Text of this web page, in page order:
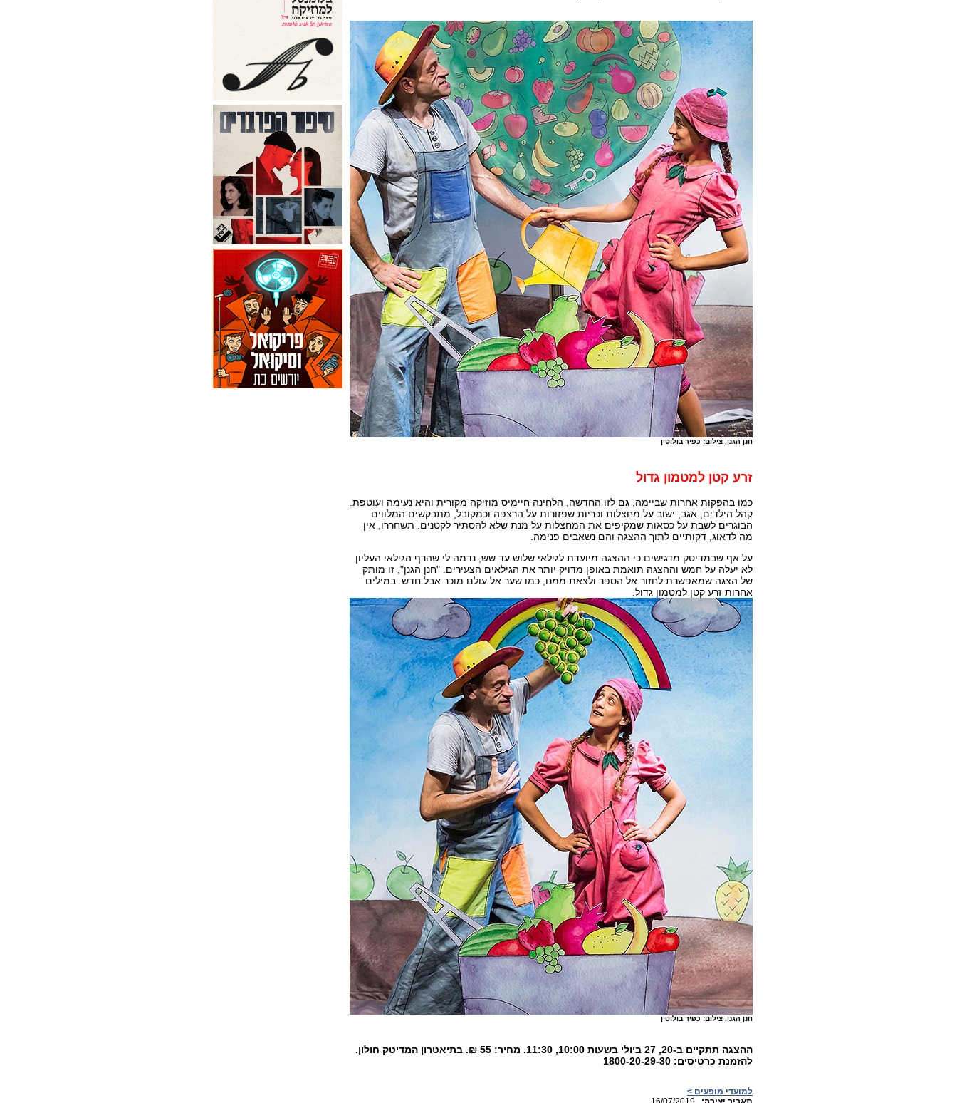
חנן הגנן, צילום: כפיר בולוטין
זרע קטן למטמון גדול
כמו בהפקות אחרות שביימה, גם לזו החדשה, הלחינה חיימיס מוזיקה מקורית והיא נעימה ועוטפת.
קהל הילדים, אגב, ישוב על מחצלות וכריות שפזורות על הרצפה וכמקובל, מתבקשים המלווים
הבוגרים לשבת על כסאות שמקיפים את המחצלות על מנת שלא להסתיר לקטנים. תשחררו, אין
מה לדאוג, דקותיים לתוך ההצגה והם נשאבים פנימה.
על אף שבמדיטק מדגישים כי ההצגה מיועדת לגילאי שלוש עד שש, נדמה לי שהרף הגילאי העליון
לא יעלה על חמש וההצגה תואמת באופן מדויק יותר את הגילאים הצעירים. "חנן הגנן", זו מותק
של הצגה שמאפשרת לחזור אל הספר ולצאת ממנו, כמו שער אל עולם מוכר אבל חדש. במילים
אחרות זרע קטן למטמון גדול.
חנן הגנן, צילום: כפיר בולוטין
ההצגה תתקיים ב-20, 27 ביולי בשעות 10:00, 11:30. מחיר: 55 ₪.
בתיאטרון המדיטק חולון.
להזמנת כרטיסים: 1800-20-29-30
למועדי מופעים >